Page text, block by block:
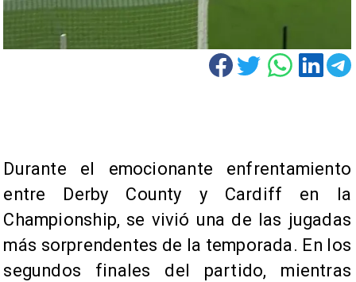
Durante el emocionante enfrentamiento
entre Derby County y Cardiff en la
Championship, se vivió una de las jugadas
más sorprendentes de la temporada. En los
segundos finales del partido, mientras